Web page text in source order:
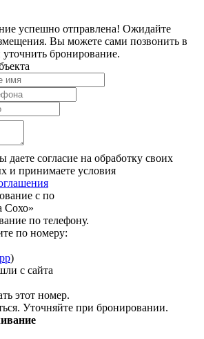
успешно отправлена! Ожидайте
Вы можете сами позвонить в
бронирование.
даете согласие на обработку своих
и принимаете условия
с по
Сохо»
по телефону.
по номеру:
)
с сайта
этот номер.
Уточняйте при бронировании.